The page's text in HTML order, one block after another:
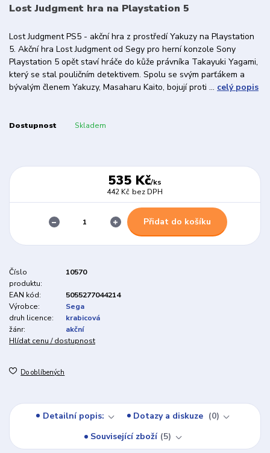
Lost Judgment hra na Playstation 5
Lost Judgment PS5 - akční hra z prostředí Yakuzy na Playstation
5. Akční hra Lost Judgment od Segy pro herní konzole Sony
Playstation 5 opět staví hráče do kůže právníka Takayuki Yagami,
který se stal pouličním detektivem. Spolu se svým parťákem a
bývalým členem Yakuzy, Masaharu Kaito, bojují proti ... celý popis
Dostupnost Skladem
535 Kč/ks
442 Kč bez DPH
Přidat do košíku
Číslo
produktu:
10570
EAN kód:
5055277044214
Výrobce:
Sega
druh licence:
krabicová
žánr:
akční
Hlídat cenu / dostupnost
Do oblíbených
Detailní popis: Dotazy a diskuze
0
Související zboží 5